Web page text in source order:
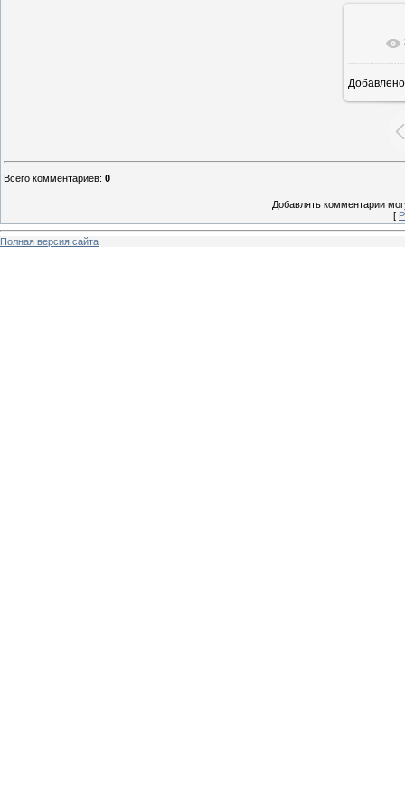
Добавлено
Всего комментариев: 0
Добавлять комментарии
[
Полная версия сайта